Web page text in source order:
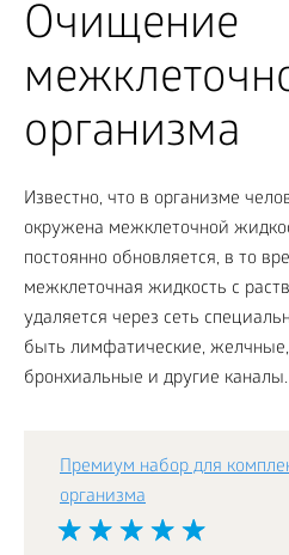
Очищение
организма
Известно, что в организме
окружена межклеточной
постоянно обновляется, в то
межклеточная жидкость с
удаляется через сеть
быть лимфатические,
бронхиальные и другие каналы.
Премиум набор для
организма